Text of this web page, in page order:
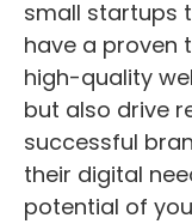
small startups
have a proven
high-quality
but also drive
successful
their digital
potential of